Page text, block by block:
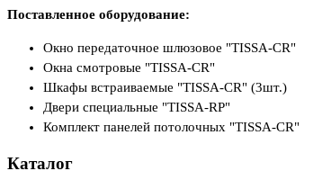
Поставленное оборудование:
Окно передаточное шлюзовое "TISSA-CR"
Окна смотровые "TISSA-CR"
Шкафы встраиваемые "TISSA-CR" (3шт.)
Двери специальные "TISSA-RP"
Комплект панелей потолочных "TISSA-CR"
Каталог